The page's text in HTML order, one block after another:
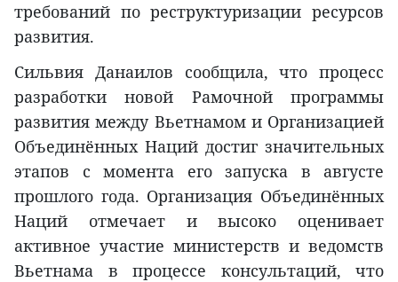
требований по реструктуризации ресурсов
развития.
Сильвия Данаилов сообщила, что процесс
разработки новой Рамочной программы
развития между Вьетнамом и Организацией
Объединённых Наций достиг значительных
этапов с момента его запуска в августе
прошлого года. Организация Объединённых
Наций отмечает и высоко оценивает
активное участие министерств и ведомств
Вьетнама в процессе консультаций, что